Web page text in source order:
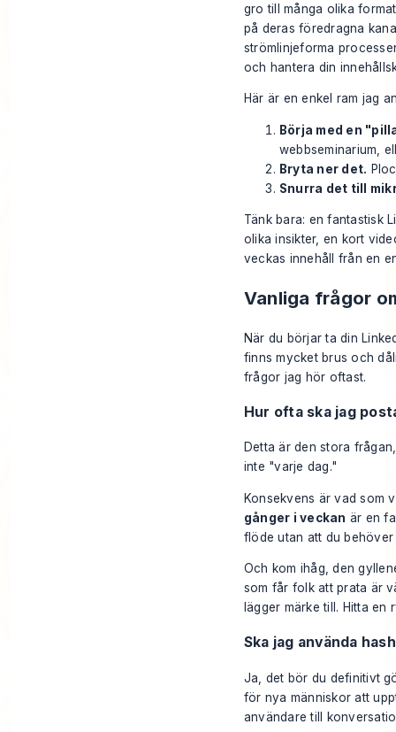
gro till många olika
på deras föredragna
strömlinjeforma
och hantera din
Här är en enkel ram jag
Börja med en
webbseminarium,
Bryta ner det.
Snurra det till
Tänk bara: en fantastisk
olika insikter, en kort
veckas innehåll från en
Vanliga frågor
När du börjar ta din
finns mycket brus och
frågor jag hör oftast.
Hur ofta ska jag
Detta är den stora
inte "varje dag."
Konsekvens är vad som
gånger i veckan är en
flöde utan att du
Och kom ihåg, den
som får folk att prata är
lägger märke till. Hitta en
Ska jag använda
Ja, det bör du definitivt
för nya människor att
användare till